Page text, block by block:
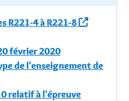
R221-4 à R221-8
février 2020
de l'enseignement de
relatif à l'épreuve